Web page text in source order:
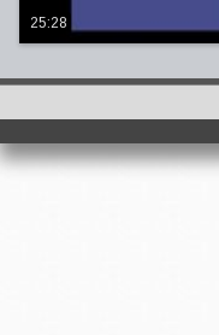
25:28